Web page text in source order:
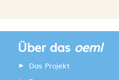
Über das oeml
Das Projekt